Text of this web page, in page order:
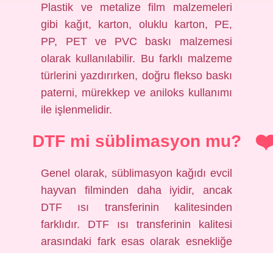
Plastik ve metalize film malzemeleri
gibi kağıt, karton, oluklu karton, PE,
PP, PET ve PVC baskı malzemesi
olarak kullanılabilir. Bu farklı malzeme
türlerini yazdırırken, doğru flekso baskı
paterni, mürekkep ve aniloks kullanımı
ile işlenmelidir.
DTF mi süblimasyon mu?
Genel olarak, süblimasyon kağıdı evcil
hayvan filminden daha iyidir, ancak
DTF ısı transferinin kalitesinden
farklıdır. DTF ısı transferinin kalitesi
arasındaki fark esas olarak esnekliğe